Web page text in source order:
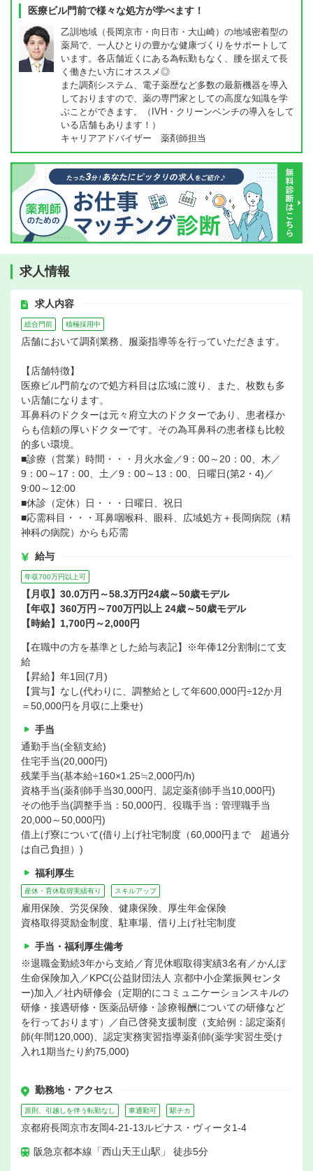
医療ビル門前で様々な処方が学べます！
乙訓地域（長岡京市・向日市・大山崎）の地域密着型の
薬局で、一人ひとりの豊かな健康づくりをサポートして
います。各店舗近くにある為転勤もなく、腰を据えて長
く働きたい方にオススメ◎
また調剤システム、電子薬歴など多数の最新機器を導入
しておりますので、薬の専門家としての高度な知識を学
ぶことができます。（IVH・クリーンベンチの導入をして
いる店舗もあります！）
キャリアアドバイザー 薬剤師担当
求人情報
求人内容
総合門前 積極採用中
店舗において調剤業務、服薬指導等を行っていただきます。
【店舗特徴】
医療ビル門前なので処方科目は広域に渡り、また、枚数も多
い店舗になります。
耳鼻科のドクターは元々府立大のドクターであり、患者様か
らも信頼の厚いドクターです。その為耳鼻科の患者様も比較
的多い環境。
■診療（営業）時間・・・月火水金／9：00～20：00、木／
9：00～17：00、土／9：00～13：00、日曜日(第2・4)／
9:00～12:00
■休診（定休）日・・・日曜日、祝日
■応需科目・・・耳鼻咽喉科、眼科、広域処方＋長岡病院（精
神科の病院）からも応需
給与
年収700万円以上可
【月収】30.0万円～58.3万円24歳～50歳モデル
【年収】360万円～700万円以上 24歳～50歳モデル
【時給】1,700円～2,000円
【在職中の方を基準とした給与表記】※年俸12分割制にて支
給
【昇給】年1回(7月)
【賞与】なし(代わりに、調整給として年600,000円÷12か月
＝50,000円を月収に上乗せ)
手当
通勤手当(全額支給)
住宅手当(20,000円)
残業手当(基本給÷160×1.25≒2,000円/h)
資格手当(薬剤師手当30,000円、認定薬剤師手当10,000円)
その他手当(調整手当：50,000円、役職手当：管理職手当
20,000～50,000円)
借上げ寮について(借り上げ社宅制度（60,000円まで 超過分
は自己負担）)
福利厚生
産休・育休取得実績有り スキルアップ
雇用保険、労災保険、健康保険、厚生年金保険
資格取得奨励金制度、駐車場、借り上げ社宅制度
手当・福利厚生備考
※退職金勤続3年から支給／育児休暇取得実績3名有／かんぽ
生命保険加入／KPC(公益財団法人 京都中小企業振興センタ
ー)加入／社内研修会（定期的にコミュニケーションスキルの
研修・接遇研修・医薬品研修・診療報酬についての研修など
を行っております）／自己啓発支援制度（支給例：認定薬剤
師(年間120,000)、認定実務実習指導薬剤師(薬学実習生受け
入れ1期当たり約75,000)
勤務地・アクセス
原則、引越しを伴う転勤なし 車通勤可 駅チカ
京都府長岡京市友岡4-21-13ルピナス・ヴィータ1-4
阪急京都本線「西山天王山駅」 徒歩5分